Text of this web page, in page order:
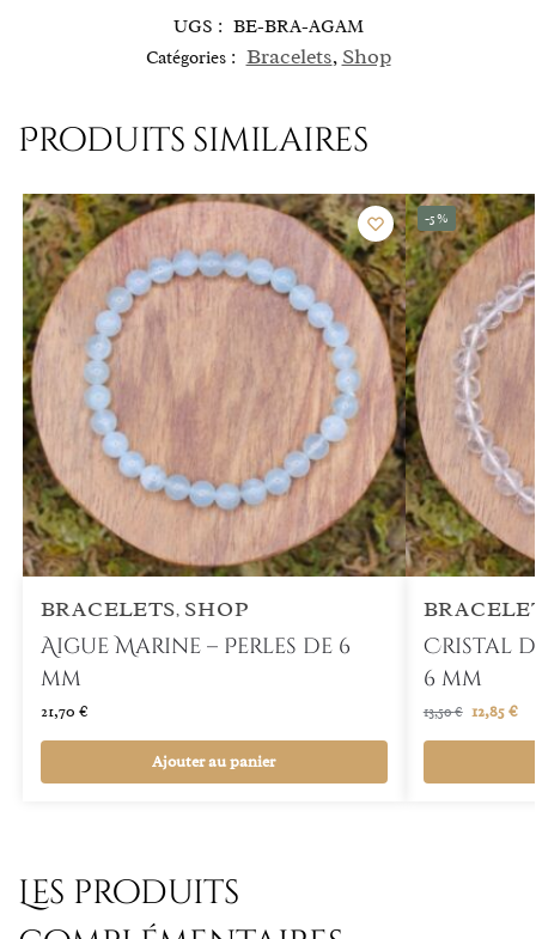
UGS : BE-BRA-AGAM
Catégories : Bracelets, Shop
Produits similaires
BRACELETS, SHOP
Aigue Marine – Perles de 6
mm
21,70 €
Ajouter au panier
-5%
Cristal
6 mm
13,50€ 12,85€
Les produits